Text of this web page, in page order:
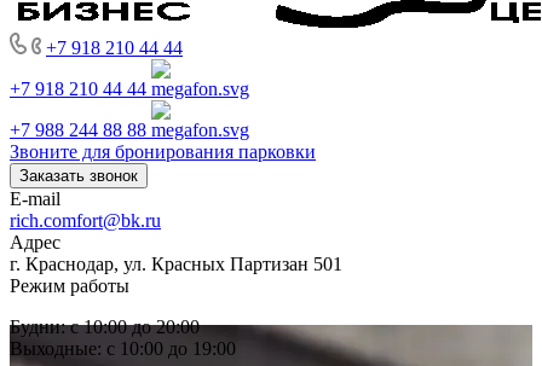
+7 918 210 44 44
+7 918 210 44 44
+7 988 244 88 88
Звоните для бронирования парковки
Заказать звонок
E-mail
rich.comfort@bk.ru
Адрес
г. Краснодар, ул. Красных Партизан 501
Режим работы
Будни: с 10:00 до 20:00
Выходные: с 10:00 до 19:00